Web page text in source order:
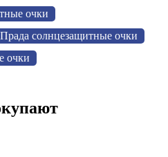
очки
Прада солнцезащитные очки
очки